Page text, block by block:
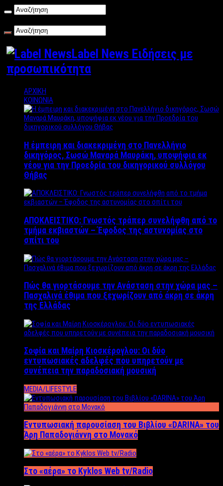
Label News Ειδήσεις με
προσωπικότητα
ΑΡΧΙΚΗ
ΚΟΙΝΩΝΙΑ
Η έμπειρη και διακεκριμένη στο Πανελλήνιο
δικηγόρος, Σωσώ Μαναρά Μαυράκη, υποψήφια εκ
νέου για την Προεδρία του δικηγορικού συλλόγου
Θήβας
ΑΠΟΚΛΕΙΣΤΙΚΟ: Γνωστός τράπερ συνελήφθη από το
τμήμα εκβιαστών – Έφοδος της αστυνομίας στο
σπίτι του
Πώς θα γιορτάσουμε την Ανάσταση στην χώρα μας –
Πασχαλινά έθιμα που ξεχωρίζουν από άκρη σε άκρη
της Ελλάδας
Σοφία και Μαίρη Κιοσκέρογλου: Οι δύο
εντυπωσιακές αδελφές που υπηρετούν με
συνέπεια την παραδοσιακή μουσική
MEDIA/LIFESTYLE
Εντυπωσιακή παρουσίαση του Βιβλίου «DARINA» του
Άρη Παπαδογιάννη στο Μονακό
Στο «αέρα» το Kyklos Web tv/Radio